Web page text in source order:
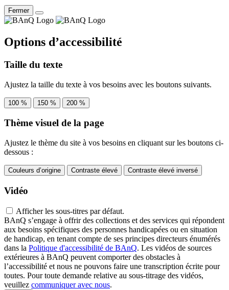
Fermer
Options d’accessibilité
Taille du texte
Ajustez la taille du texte à vos besoins avec les boutons suivants.
100 % 150 % 200 %
Thème visuel de la page
Ajustez le thème du site à vos besoins en cliquant sur les boutons ci-
dessous :
Couleurs d’origine Contraste élevé Contraste élevé inversé
Vidéo
Afficher les sous-titres par défaut.
BAnQ s’engage à offrir des collections et des services qui répondent
aux besoins spécifiques des personnes handicapées ou en situation
de handicap, en tenant compte de ses principes directeurs énumérés
dans la Politique d'accessibilité de BAnQ. Les vidéos de sources
extérieures à BAnQ peuvent comporter des obstacles à
l’accessibilité et nous ne pouvons faire une transcription écrite pour
toutes. Pour toute demande relative au sous-titrage des vidéos,
veuillez communiquer avec nous.